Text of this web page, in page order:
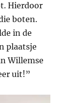
Hierdoor
boten.
in de
plaatsje
Willemse
uit!”